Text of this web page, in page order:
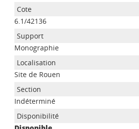
6.1/42136
Monographie
Site de Rouen
IndéterminéAppels à projets